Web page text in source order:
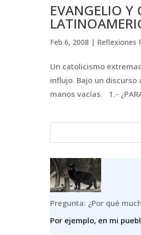
EVANGELIO Y
Feb 6, 2008 | Reflexiones
Un catolicismo
influjo. Bajo un
manos vacías. 1.-
Pregunta: ¿Por qué
Por ejemplo, en mi